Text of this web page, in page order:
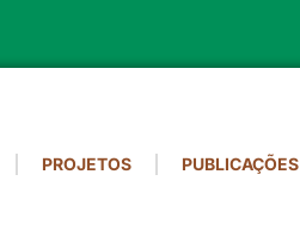
PROJETOS PUBLICAÇÕES